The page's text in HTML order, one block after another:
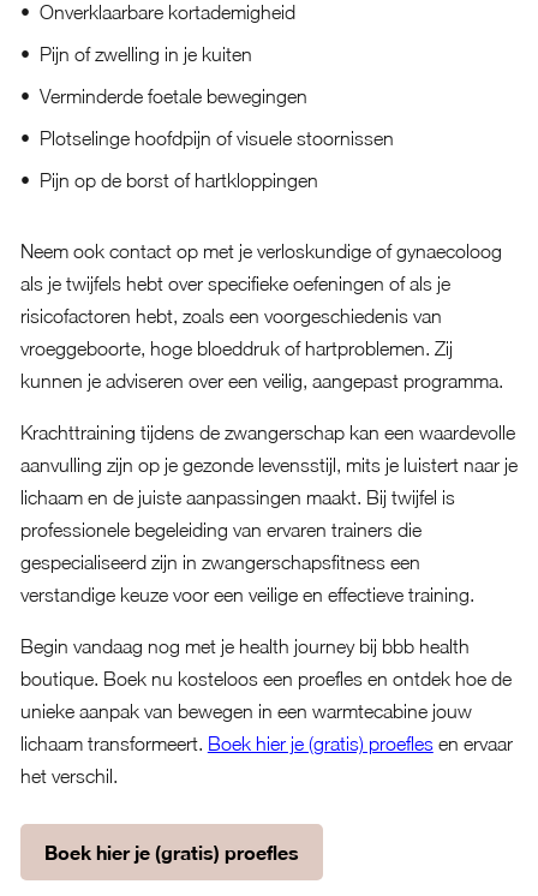
Onverklaarbare kortademigheid
Pijn of zwelling in je kuiten
Verminderde foetale bewegingen
Plotselinge hoofdpijn of visuele stoornissen
Pijn op de borst of hartkloppingen
Neem ook contact op met je verloskundige of gynaecoloog
als je twijfels hebt over specifieke oefeningen of als je
risicofactoren hebt, zoals een voorgeschiedenis van
vroeggeboorte, hoge bloeddruk of hartproblemen. Zij
kunnen je adviseren over een veilig, aangepast programma.
Krachttraining tijdens de zwangerschap kan een waardevolle
aanvulling zijn op je gezonde levensstijl, mits je luistert naar je
lichaam en de juiste aanpassingen maakt. Bij twijfel is
professionele begeleiding van ervaren trainers die
gespecialiseerd zijn in zwangerschapsfitness een
verstandige keuze voor een veilige en effectieve training.
Begin vandaag nog met je health journey bij bbb health
boutique. Boek nu kosteloos een proefles en ontdek hoe de
unieke aanpak van bewegen in een warmtecabine jouw
lichaam transformeert. Boek hier je (gratis) proeflesen ervaar
het verschil.
Boek hier je (gratis) proefles